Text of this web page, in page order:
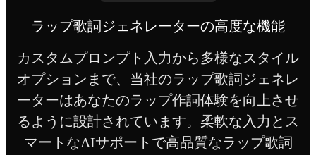
ラップ歌詞ジェネレーターの高度な機能
カスタムプロンプト入力から多様なスタイル
オプションまで、当社のラップ歌詞ジェネレ
ーターはあなたのラップ作詞体験を向上させ
るように設計されています。柔軟な入力とス
マートなAIサポートで高品質なラップ歌詞